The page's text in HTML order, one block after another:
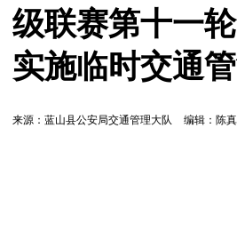
级联赛第十一
实施临时交通
来源：蓝山县公安局交通管理大队 编辑：陈真